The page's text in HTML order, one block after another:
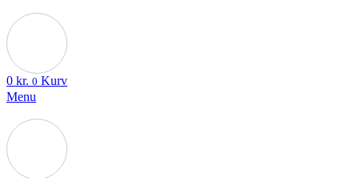
0 kr. 0 Kurv
Menu